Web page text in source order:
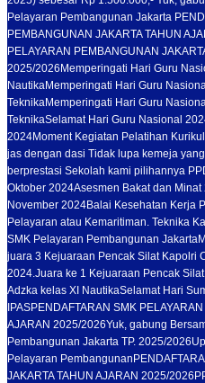
Pelayaran Pembangunan Jakarta
PEMBANGUNAN JAKARTA TAHUN
PELAYARAN PEMBANGUNAN
2025/2026 Memperingati Hari Guru
NautikaMemperingati Hari Guru
TeknikaMemperingati Hari Guru
TeknikaSelamat Hari Guru Nasional
2024Moment Kegiatan Pelatihan
jas dengan dasi Tidak lupa kemeja
berprestasi Sekolah kami pilihannya
Oktober 2024Asesmen Bakat dan Minat
November 2024Balai Kesehatan Kerja
Pelayaran atau Kemaritiman. Teknika
SMK Pelayaran Pembangunan Jakarta
juara 3 Kejuaraan Pencak Silat Kapolri
2024.Juara ke 1 Kejuaraan Pencak
Adzka kelas XI NautikaSelamat Hari
IPASPENDAFTARAN SMK
AJARAN 2025/2026Yuk, gabung
Pembangunan Jakarta TP. 2025/2026
Pelayaran Pembangunan
JAKARTA TAHUN AJARAN 2025/2026